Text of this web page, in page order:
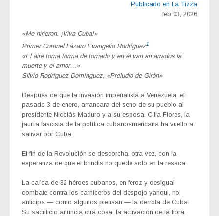
Publicado en La Tizza
feb 03, 2026
«Me hirieron. ¡Viva Cuba!»
Primer Coronel Lázaro Evangelio Rodríguez1
«El aire toma forma de tornado y en él van amarrados la
muerte y el amor…»
Silvio Rodríguez Domínguez, «Preludio de Girón»
Después de que la invasión imperialista a Venezuela, el
pasado 3 de enero, arrancara del seno de su pueblo al
presidente Nicolás Maduro y a su esposa, Cilia Flores, la
jauría fascista de la política cubanoamericana ha vuelto a
salivar por Cuba.
El fin de la Revolución se descorcha, otra vez, con la
esperanza de que el brindis no quede solo en la resaca.
La caída de 32 héroes cubanos, en feroz y desigual
combate contra los carniceros del despojo yanqui, no
anticipa — como algunos piensan — la derrota de Cuba.
Su sacrificio anuncia otra cosa: la activación de la fibra